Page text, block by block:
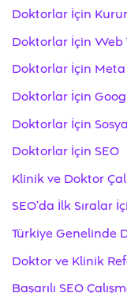
Doktorlar İçin
Doktorlar İçin Web
Doktorlar İçin
Doktorlar İçin
Doktorlar İçin
Doktorlar İçin SEO
Klinik ve Doktor
SEO’da İlk Sıralar
Türkiye Genelinde
Doktor ve Klinik
Başarılı SEO